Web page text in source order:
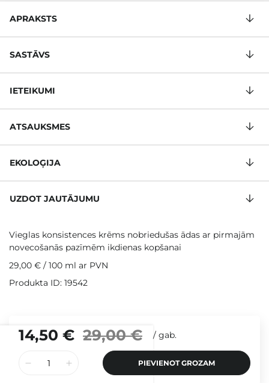
14,50 € 29,00 € / gab.
PIEVIENOT GROZAM
APRAKSTS
SASTĀVS
IETEIKUMI
ATSAUKSMES
EKOLOĢIJA
UZDOT JAUTĀJUMU
Vieglas konsistences krēms nobriedušas ādas ar pirmajām
novecošanās pazīmēm ikdienas kopšanai
29,00 € / 100 ml ar PVN
Produkta ID: 19542